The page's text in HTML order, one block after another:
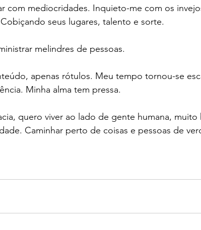
com mediocridades. Inquieto-me com os
seus lugares, talento e sorte.
melindres de pessoas.
apenas rótulos. Meu tempo tornou-se
Minha alma tem pressa.
quero viver ao lado de gente humana, muito
Caminhar perto de coisas e pessoas de